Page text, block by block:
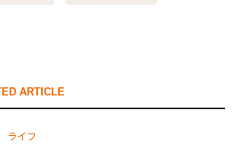
ARTICLE
ライフ